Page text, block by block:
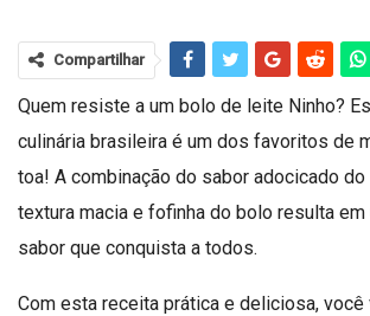
Compartilhar
Quem resiste a um bolo de leite Ninho?
culinária brasileira é um dos favoritos de
toa! A combinação do sabor adocicado
textura macia e fofinha do bolo resulta
sabor que conquista a todos.
Com esta receita prática e deliciosa, você